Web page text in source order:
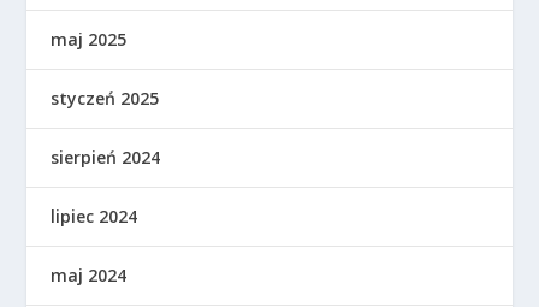
maj 2025
styczeń 2025
sierpień 2024
lipiec 2024
maj 2024